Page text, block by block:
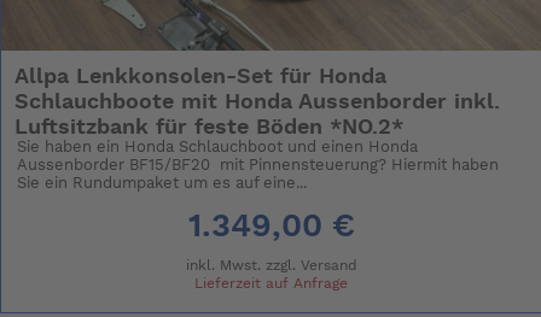
Allpa Lenkkonsolen-Set für Honda
Schlauchboote mit Honda Aussenborder inkl.
Luftsitzbank für feste Böden *NO.2*
Sie haben ein Honda Schlauchboot und einen Honda
Aussenborder BF15/BF20 mit Pinnensteuerung? Hiermit haben
Sie ein Rundumpaket um es auf eine...
1.349,00 €
inkl. Mwst. zzgl. Versand
Lieferzeit auf Anfrage